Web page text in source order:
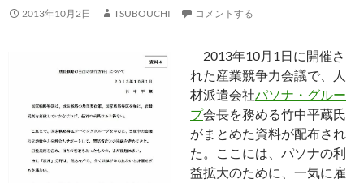
2013年10月2日 TSUBOUCHI コメントする
2013年10月1日に開催さ
れた産業競争力会議で、人
材派遣会社パソナ・グルー
プ会長を務める竹中平蔵氏
がまとめた資料が配布され
た。ここには、パソナの利
益拡大のために、一気に雇